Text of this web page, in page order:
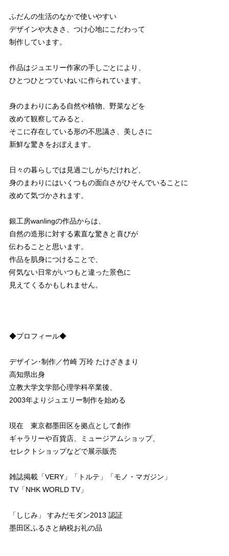
ふだんの生活のなかで使いやすい
デザインや大きさ、つけ心地にこだわって
制作しています。
作品はジュエリー作家の手しごとにより、
ひとつひとつていねいに作られています。
身のまわりにある自然や植物、野菜などを
改めて観察してみると、
そこに存在している形の不思議さ、美しさに
新鮮な驚きをおぼえます。
日々の暮らしでは見過ごしがちだけれど、
身のまわりにはいくつもの面白さがひそんでいることに
改めて気づかされます。
銀工房wanlingの作品からは、
自然の造形に対する素直な驚きと喜びが
伝わることと思います。
作品を肌身につけることで、
何気ない日常がいつもと違った景色に
見えてくるかもしれません。
◆プロフィール◆
デザイン･制作／竹崎 万玲 たけざきまり
高知県出身
立教大学文学部心理学科卒業後、
2003年よりジュエリー制作を始める
現在 東京都墨田区を拠点として創作
ギャラリーや百貨店、ミュージアムショップ、
セレクトショップなどで展示販売
雑誌掲載「VERY」「トルテ」「モノ・マガジン」
TV「NHK WORLD TV」
「しじみ」 すみだモダン2013 認証
墨田区ふるさと納税お礼の品